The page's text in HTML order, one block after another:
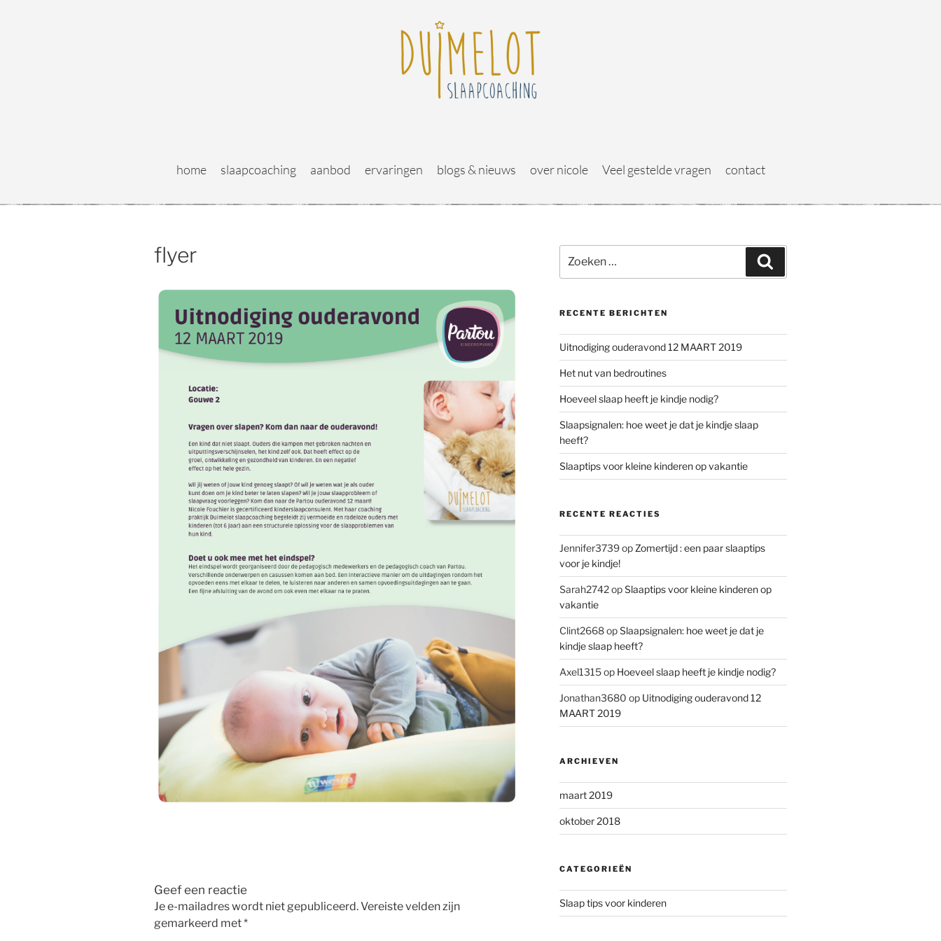
home slaapcoaching aanbod ervaringen blogs & nieuws over nicole Veel gestelde vragen contact
flyer
Geef een reactie
Je e-mailadres wordt niet gepubliceerd.Vereiste velden zijn
gemarkeerd met*
RECENTE BERICHTEN
Uitnodiging ouderavond 12 MAART 2019
Het nut van bedroutines
Hoeveel slaap heeft je kindje nodig?
Slaapsignalen: hoe weet je dat je kindje slaap
heeft?
Slaaptips voor kleine kinderen op vakantie
RECENTE REACTIES
Jennifer3739opZomertijd : een paar slaaptips
voor je kindje!
Sarah2742opSlaaptips voor kleine kinderen op
vakantie
Clint2668opSlaapsignalen: hoe weet je dat je
kindje slaap heeft?
Axel1315op Hoeveel slaap heeft je kindje nodig?
Jonathan3680 op Uitnodiging ouderavond 12
MAART 2019
ARCHIEVEN
maart 2019
oktober 2018
CATEGORIEËN
Slaap tips voor kinderen